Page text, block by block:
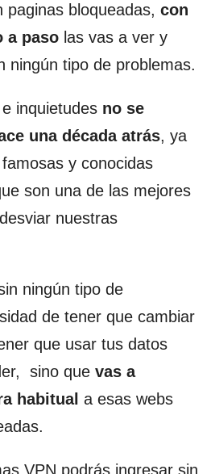
paginas bloqueadas, con
a paso las vas a ver y
ningún tipo de problemas.
inquietudes no se
una década atrás, ya
y conocidas
son una de las mejores
nuestras
ningún tipo de
de tener que cambiar
que usar tus datos
sino que vas a
habitual a esas webs
VPN podrás ingresar sin